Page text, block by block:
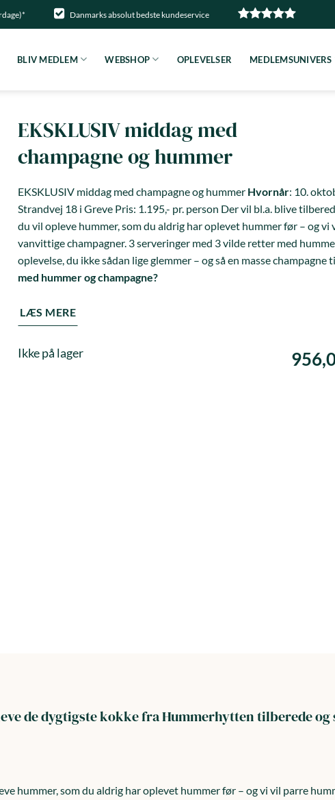
Danmarks absolut bedste kundeservice
BLIV MEDLEM WEBSHOP OPLEVELSER MEDLEMSUNIVERS
EKSKLUSIV middag med
champagne og hummer
EKSKLUSIV middag med champagne og hummer Hvornår: 10.
Strandvej 18 i Greve Pris: 1.195,- pr. person Der vil bl.a. blive
du vil opleve hummer, som du aldrig har oplevet hummer før – og vi
vanvittige champagner. 3 serveringer med 3 vilde retter med
oplevelse, du ikke sådan lige glemmer – og så en masse champagne
med hummer og champagne?
LÆS MERE
Ikke på lager
de dygtigste kokke fra Hummerhytten tilberede og
hummer, som du aldrig har oplevet hummer før – og vi vil parre